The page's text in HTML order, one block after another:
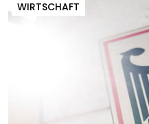
WIRTSCHAFT